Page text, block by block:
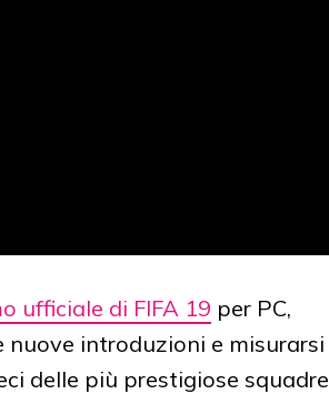
ufficiale di FIFA 19 per PC,
nuove introduzioni e misurarsi
delle più prestigiose squadre